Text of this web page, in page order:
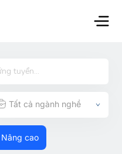
Tất cả ngành nghề
Nâng cao